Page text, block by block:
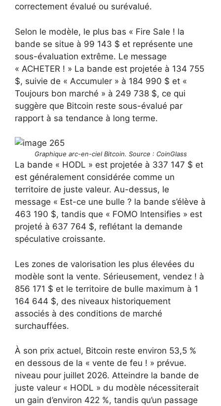
correctement évalué ou surévalué.
Selon le modèle, le plus bas « Fire Sale ! la
bande se situe à 99 143 $ et représente une
sous-évaluation extrême. Le message
« ACHETER ! » La bande est projetée à 134 755
$, suivie de « Accumuler » à 184 990 $ et «
Toujours bon marché » à 249 738 $, ce qui
suggère que Bitcoin reste sous-évalué par
rapport à sa tendance à long terme.
Graphique arc-en-ciel Bitcoin. Source : CoinGlass
La bande « HODL » est projetée à 337 147 $ et
est généralement considérée comme un
territoire de juste valeur. Au-dessus, le
message « Est-ce une bulle ? la bande s’élève à
463 190 $, tandis que « FOMO Intensifies » est
projeté à 637 764 $, reflétant la demande
spéculative croissante.
Les zones de valorisation les plus élevées du
modèle sont la vente. Sérieusement, vendez ! à
856 171 $ et le territoire de bulle maximum à 1
164 644 $, des niveaux historiquement
associés à des conditions de marché
surchauffées.
À son prix actuel, Bitcoin reste environ 53,5 %
en dessous de la « vente de feu ! » prévue.
niveau pour juillet 2026. Atteindre la bande de
juste valeur « HODL » du modèle nécessiterait
un gain d’environ 422 %, tandis qu’un passage